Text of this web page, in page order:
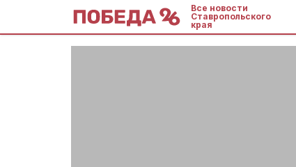
Все новости
Ставропольского
края